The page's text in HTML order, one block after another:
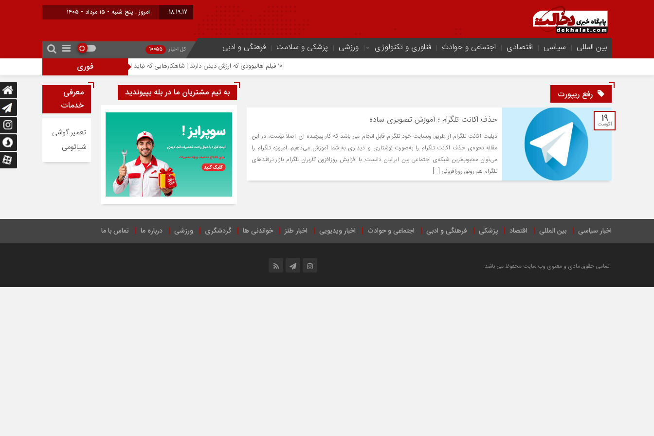
18:19:17 امروز : پنج شنبه - ۱۵ مرداد - ۱۴۰۵
بین المللی سیاسی اقتصادی اجتماعی و حوادث فناوری و تکنولوژی ورزشی پزشکی و سلامت فرهنگی و ادبی کل اخبار 10055
فوری
احتمال افزایش ۳۰۰ دلاری قیمت آیفون ۱۸ پرو؛ تراشه ۲ نانومتری عامل گرانی آیفون‌های جدید اپل
رفع ریپورت
19
آگوست حذف اکانت تلگرام ؛ آموزش تصویری ساده
دیلیت اکانت تلگرام از طریق وبسایت خود تلگرام قابل انجام می باشد که کار پیچیده ای اصلا نیست، در این
مقاله نحوه‌ی حذف اکانت تلگرام را به‌صورت نوشتاری و دیداری به شما آموزش می‌دهیم. امروزه تلگرام را
می‌توان محبوب‌ترین شبکه‌ی اجتماعی بین ایرانیان دانست. با افزایش روزافزون کاربران تلگرام بازار ترفندهای
تلگرام هم رونق روزافزونی [...]
به تیم مشتریان ما در بله بپیوندید
معرفی
خدمات
تعمیر گوشی
شیائومی
اخبار سیاسی بین المللی اقتصاد پزشکی فرهنگی و ادبی اجتماعی و حوادث اخبار ویدیویی اخبار طنز خواندنی ها گردشگری ورزشی درباره ما تماس با ما
تمامی حقوق مادی و معنوی وب سایت محفوظ می باشد.